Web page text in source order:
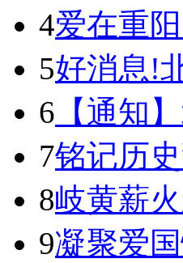
4爱在重
5好消息!
6 【通知
7铭记历
8岐黄薪
9凝聚爱